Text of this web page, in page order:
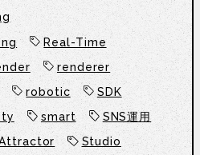
Real-Time
renderer
robotic
SDK
smart
SNS運用
Studio